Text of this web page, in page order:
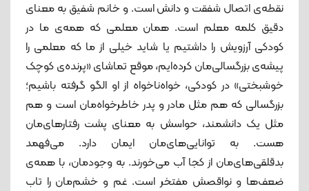
نقطه‌ی اتصال شفقت و دانش است. و خانم شفیق به معنای
دقیق کلمه معلم است. همان معلمی که همه‌ی ما در
کودکی آرزویش را داشتیم یا شاید خیلی از ما که معلمی را
پیشه‌ی بزرگسالی‌مان کرده‌ایم، موقع تماشای «پرنده‌ی کوچک
خوشبختی» در کودکی، خواه‌ناخواه از او الگو گرفته‌ باشیم؛
بزرگسالی که هم مثل مادر و پدر خاطرخواه‌مان است و هم
مثل یک دانشمند، حواسش به معنای پشت رفتارهای‌مان
هست. به توانایی‌های‌مان ایمان دارد. می‌فهمد
بدقلقی‌های‌مان از کجا آب می‌خورند. به وجودمان، با همه‌ی
ضعف‌ها و نواقصش مفتخر است. غم و خشم‌مان را تاب